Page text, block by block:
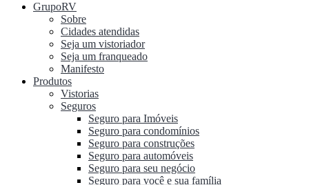
GrupoRV
Sobre
Cidades atendidas
Seja um vistoriador
Seja um franqueado
Manifesto
Produtos
Vistorias
Seguros
Seguro para Imóveis
Seguro para condomínios
Seguro para construções
Seguro para automóveis
Seguro para seu negócio
Seguro para você e sua família